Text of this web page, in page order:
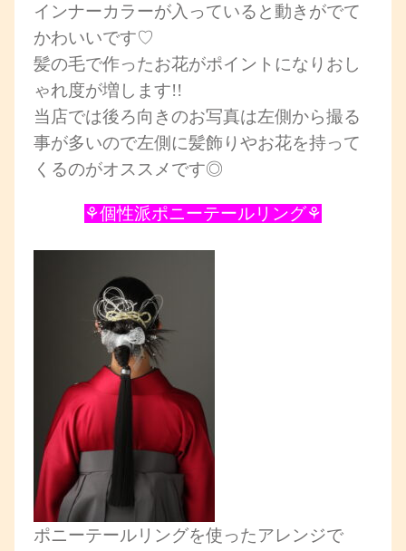
インナーカラーが入っていると動きがでて
かわいいです♡
髪の毛で作ったお花がポイントになりおし
ゃれ度が増します!!
当店では後ろ向きのお写真は左側から撮る
事が多いので左側に髪飾りやお花を持って
くるのがオススメです◎
⚘個性派ポニーテールリング⚘
ポニーテールリングを使ったアレンジで